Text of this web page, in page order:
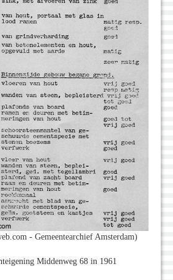
- Gemeentearchief Amsterdam)
Middenweg 68 in 1961